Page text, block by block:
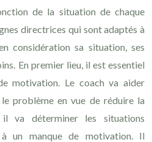
de la situation de chaque
directrices qui sont adaptés à
considération sa situation, ses
En premier lieu, il est essentiel
motivation. Le coach va aider
le problème en vue de réduire la
va déterminer les situations
un manque de motivation. Il